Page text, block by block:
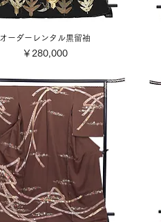
オーダーレンタル黒留袖
価格
￥280,000